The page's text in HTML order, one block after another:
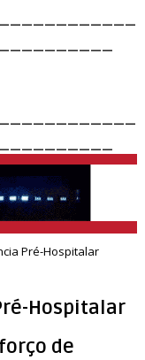
Pré-Hospitalar
Hospitalar
de